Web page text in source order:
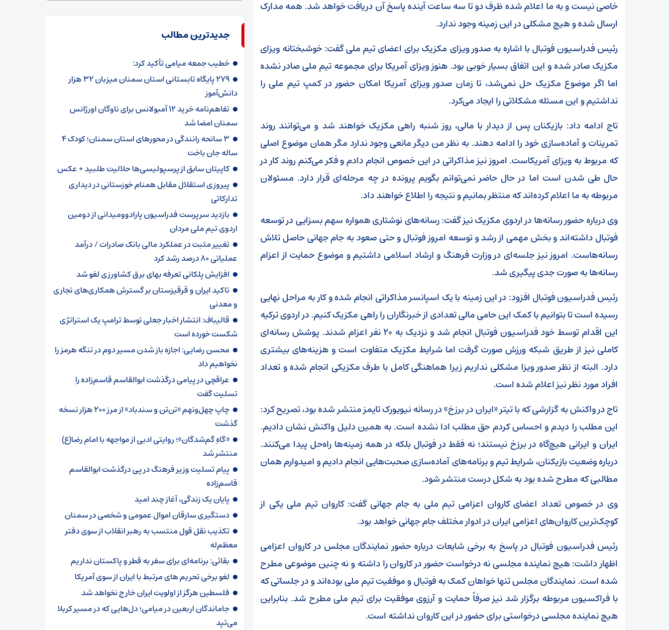
خاصی نیست و به ما اعلام شده ظرف دو تا سه ساعت آینده پاسخ آن دریافت خواهد شد. همه مدارک
ارسال شده و هیچ مشکلی در این زمینه وجود ندارد.
رئیس فدراسیون فوتبال با اشاره به صدور ویزای مکزیک برای اعضای تیم ملی گفت: خوشبختانه ویزای
مکزیک صادر شده و این اتفاق بسیار خوبی بود. هنوز ویزای آمریکا برای مجموعه تیم ملی صادر نشده
اما اگر موضوع مکزیک حل نمی‌شد، تا زمان صدور ویزای آمریکا امکان حضور در کمپ تیم ملی را
نداشتیم و این مسئله مشکلاتی را ایجاد می‌کرد.
تاج ادامه داد: بازیکنان پس از دیدار با مالی، روز شنبه راهی مکزیک خواهند شد و می‌توانند روند
تمرینات و آماده‌سازی خود را ادامه دهند. به نظر من دیگر مانعی وجود ندارد مگر همان موضوع اصلی
که مربوط به ویزای آمریکاست. امروز نیز مذاکراتی در این خصوص انجام دادم و فکر می‌کنم روند کار در
حال طی شدن است اما در حال حاضر نمی‌توانم بگویم پرونده در چه مرحله‌ای قرار دارد. مسئولان
مربوطه به ما اعلام کرده‌اند که منتظر بمانیم و نتیجه را اطلاع خواهند داد.
وی درباره حضور رسانه‌ها در اردوی مکزیک نیز گفت: رسانه‌های نوشتاری همواره سهم بسزایی در توسعه
فوتبال داشته‌اند و بخش مهمی از رشد و توسعه امروز فوتبال و حتی صعود به جام جهانی حاصل تلاش
رسانه‌هاست. امروز نیز جلسه‌ای در وزارت فرهنگ و ارشاد اسلامی داشتیم و موضوع حمایت از اعزام
رسانه‌ها به صورت جدی پیگیری شد.
رئیس فدراسیون فوتبال افزود: در این زمینه با یک اسپانسر مذاکراتی انجام شده و کار به مراحل نهایی
رسیده است تا بتوانیم با کمک این حامی مالی تعدادی از خبرنگاران را راهی مکزیک کنیم. در اردوی ترکیه
این اقدام توسط خود فدراسیون فوتبال انجام شد و نزدیک به ۲۰ نفر اعزام شدند. پوشش رسانه‌ای
کاملی نیز از طریق شبکه ورزش صورت گرفت اما شرایط مکزیک متفاوت است و هزینه‌های بیشتری
دارد. البته از نظر صدور ویزا مشکلی نداریم زیرا هماهنگی کامل با طرف مکزیکی انجام شده و تعداد
افراد مورد نظر نیز اعلام شده است.
تاج در واکنش به گزارشی که با تیتر «ایران در برزخ» در رسانه نیویورک تایمز منتشر شده بود، تصریح کرد:
این مطلب را دیدم و احساس کردم حق مطلب ادا نشده است. به همین دلیل واکنش نشان دادیم.
ایران و ایرانی هیچ‌گاه در برزخ نیستند؛ نه فقط در فوتبال بلکه در همه زمینه‌ها راه‌حل پیدا می‌کنند.
درباره وضعیت بازیکنان، شرایط تیم و برنامه‌های آماده‌سازی صحبت‌هایی انجام دادیم و امیدوارم همان
مطالبی که مطرح شده بود به شکل درست منتشر شود.
وی در خصوص تعداد اعضای کاروان اعزامی تیم ملی به جام جهانی گفت: کاروان تیم ملی یکی از
کوچک‌ترین کاروان‌های اعزامی ایران در ادوار مختلف جام جهانی خواهد بود.
رئیس فدراسیون فوتبال در پاسخ به برخی شایعات درباره حضور نمایندگان مجلس در کاروان اعزامی
اظهار داشت: هیچ نماینده مجلسی نه درخواست حضور در کاروان را داشته و نه چنین موضوعی مطرح
شده است. نمایندگان مجلس تنها خواهان کمک به فوتبال و موفقیت تیم ملی بوده‌اند و در جلساتی که
با فراکسیون مربوطه برگزار شد نیز صرفاً حمایت و آرزوی موفقیت برای تیم ملی مطرح شد. بنابراین
هیچ نماینده مجلسی درخواستی برای حضور در این کاروان نداشته است.
جدیدترین مطالب
خطیب جمعه میامی تأکید کرد:
۲۷۹ پایگاه تابستانی استان سمنان میزبان ۳۲ هزار
دانش‌آموز
تفاهم‌نامه خرید ۱۲ آمبولانس برای ناوگان اورژانس
سمنان امضا شد
۳ سانحه رانندگی در محورهای استان سمنان؛ کودک ۴
ساله جان باخت
کاپیتان سابق از پرسپولیسی‌ها حلالیت طلبید + عکس
پیروزی استقلال مقابل همنام خوزستانی در دیداری
تدارکاتی
بازدید سرپرست فدراسیون پارادوومیدانی از دومین
اردوی تیم ملی مردان
تغییر مثبت در عملکرد مالی بانک صادرات / درآمد
عملیاتی ۸۰ درصد رشد کرد
افزایش پلکانی تعرفه بهای برق کشاورزی لغو شد
تاکید ایران و قرقیزستان بر گسترش همکاری‌های تجاری
و معدنی
قالیباف: انتشار اخبار جعلی توسط ترامپ یک استراتژی
شکست خورده است
محسن رضایی: اجازه باز شدن مسیر دوم در تنگه هرمز را
نخواهیم داد
عراقچی در پیامی درگذشت ابوالقاسم قاسم‌زاده را
تسلیت گفت
چاپ چهل‌ونهم «تن‌تن و سندباد» از مرز ۲۰۰ هزار نسخه
گذشت
«گاهِ گم‌شدگان»؛ روایتی ادبی از مواجهه با امام رضا(ع)
منتشر شد
پیام تسلیت وزیر فرهنگ در پی درگذشت ابوالقاسم
قاسم‌زاده
پایان یک زندگی، آغاز چند امید
دستگیری سارقان اموال عمومی و شخصی در سمنان
تکذیب نقل قول منتسب به رهبر انقلاب از سوی دفتر
معظم‌له
بقائی: برنامه‌ای برای سفر به قطر و پاکستان نداریم
لغو برخی تحریم های مرتبط با ایران از سوی آمریکا
فلسطین هرگز از اولویت ایران خارج نخواهد شد
جاماندگان اربعین در میامی؛ دل‌هایی که در مسیر کربلا
می‌تپد